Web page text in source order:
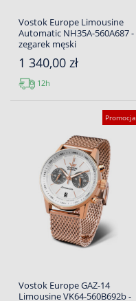
Vostok Europe Limousine
Automatic NH35A-560A687 -
zegarek męski
1 340,00 zł
12h
Promocja
Vostok Europe GAZ-14
Limousine VK64-560B692b -